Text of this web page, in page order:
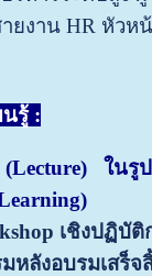
ยงาน HR หัวห
นรู้:
(Lecture) ในรู
เชิงปฏิบั
หลังอบรมเสร็จ